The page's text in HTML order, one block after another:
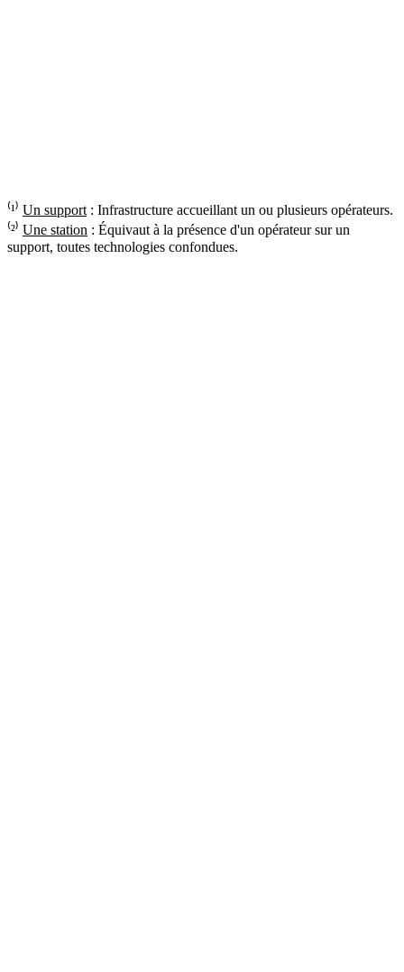
⁽¹⁾ Un support : Infrastructure accueillant un ou plusieurs opérateurs.
⁽²⁾ Une station : Équivaut à la présence d'un opérateur sur un
support, toutes technologies confondues.